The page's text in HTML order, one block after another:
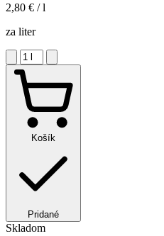
2,80 € / l
za liter
Košík
Pridané
Skladom